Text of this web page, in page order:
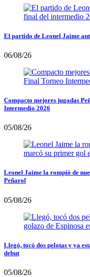
El partido de Leonel Jaime
06/08/26
Compacto mejores jugadas
Intermedio 2026
05/08/26
Leonel Jaime la rompió de
Peñarol
05/08/26
Llegó, tocó dos pelotas y ya
debut
05/08/26